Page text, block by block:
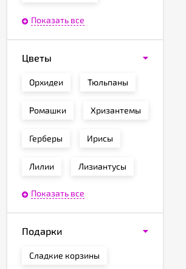
Показать все
Цветы
Орхидеи Тюльпаны
Ромашки Хризантемы
Герберы Ирисы
Лилии Лизиантусы
Показать все
Подарки
Сладкие корзины